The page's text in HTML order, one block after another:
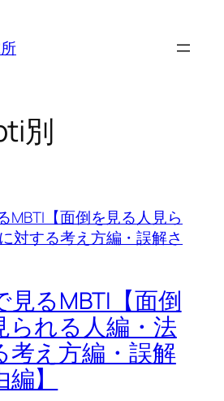
別
るMBTI【面倒
られる人編・法
考え方編・誤解
】